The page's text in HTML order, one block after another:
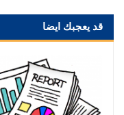
قد يعجبك ايضا